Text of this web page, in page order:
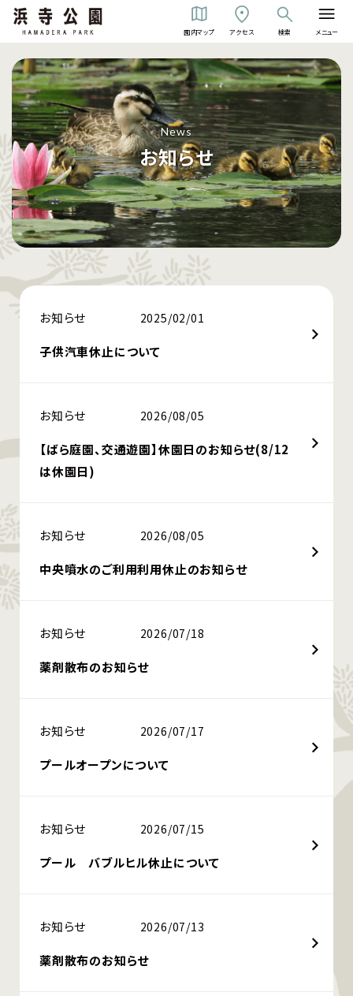
園内マップ アクセス 検索 メニュー
News
お知らせ
お知らせ 2025/02/01
子供汽車休止について
お知らせ 2026/08/05
【ばら庭園、交通遊園】休園日のお知らせ(8/12
は休園日)
お知らせ 2026/08/05
中央噴水のご利用利用休止のお知らせ
お知らせ 2026/07/18
薬剤散布のお知らせ
お知らせ 2026/07/17
プールオープンについて
お知らせ 2026/07/15
プール バブルヒル休止について
お知らせ 2026/07/13
薬剤散布のお知らせ